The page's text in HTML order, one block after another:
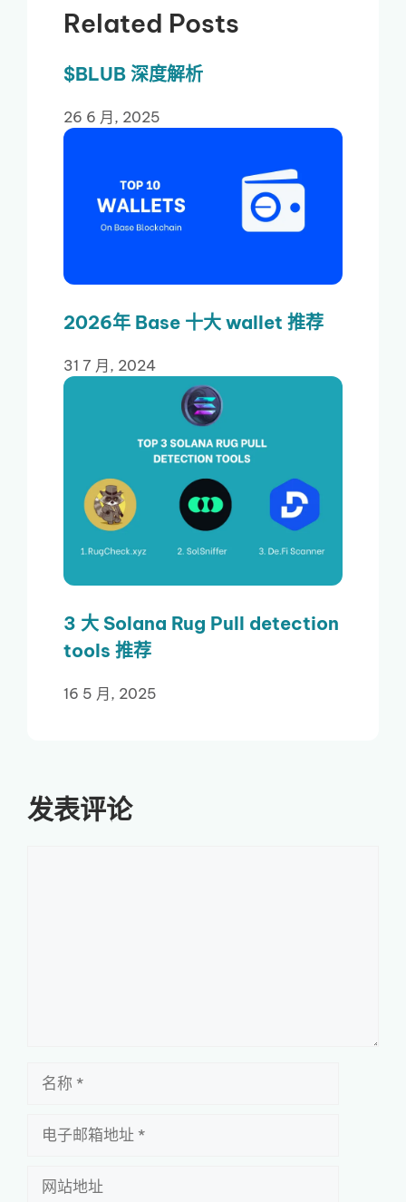
Related Posts
$BLUB 深度解析
26 6 月, 2025
2026年 Base 十大 wallet 推荐
31 7 月, 2024
3 大 Solana Rug Pull detection
tools 推荐
16 5 月, 2025
发表评论